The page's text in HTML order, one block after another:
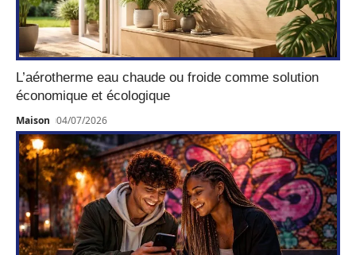
L’aérotherme eau chaude ou froide comme solution
économique et écologique
Maison 04/07/2026